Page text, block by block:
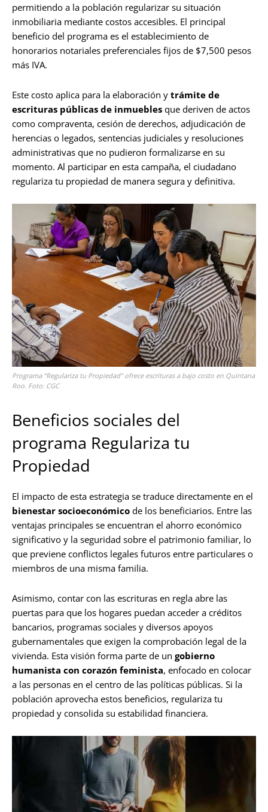
permitiendo a la población regularizar su situación
inmobiliaria mediante costos accesibles. El principal
beneficio del programa es el establecimiento de
honorarios notariales preferenciales fijos de $7,500 pesos
más IVA.
Este costo aplica para la elaboración y trámite de
escrituras públicas de inmuebles que deriven de actos
como compraventa, cesión de derechos, adjudicación de
herencias o legados, sentencias judiciales y resoluciones
administrativas que no pudieron formalizarse en su
momento. Al participar en esta campaña, el ciudadano
regulariza tu propiedad de manera segura y definitiva.
Programa “Regulariza tu Propiedad” ofrece escrituras a bajo costo en Quintana
Roo. Foto: CGC
Beneficios sociales del
programa Regulariza tu
Propiedad
El impacto de esta estrategia se traduce directamente en el
bienestar socioeconómico de los beneficiarios. Entre las
ventajas principales se encuentran el ahorro económico
significativo y la seguridad sobre el patrimonio familiar, lo
que previene conflictos legales futuros entre particulares o
miembros de una misma familia.
Asimismo, contar con las escrituras en regla abre las
puertas para que los hogares puedan acceder a créditos
bancarios, programas sociales y diversos apoyos
gubernamentales que exigen la comprobación legal de la
vivienda. Esta visión forma parte de un gobierno
humanista con corazón feminista, enfocado en colocar
a las personas en el centro de las políticas públicas. Si la
población aprovecha estos beneficios, regulariza tu
propiedad y consolida su estabilidad financiera.